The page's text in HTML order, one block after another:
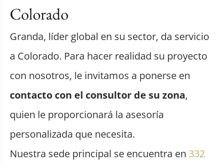
Colorado
Granda, líder global en su sector, da servicio
a Colorado. Para hacer realidad su proyecto
con nosotros, le invitamos a ponerse en
contacto con el consultor de su zona,
quien le proporcionará la asesoría
personalizada que necesita.
Nuestra sede principal se encuentra en 332